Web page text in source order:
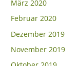
März 2020
Februar 2020
Dezember 2019
November 2019